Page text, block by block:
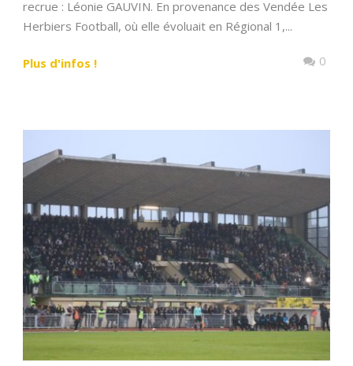
recrue : Léonie GAUVIN. En provenance des Vendée Les
Herbiers Football, où elle évoluait en Régional 1,...
Plus d'infos ! 0